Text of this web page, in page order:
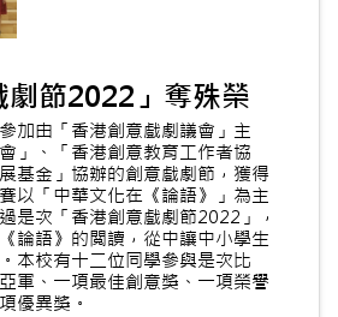
劇節2022」奪殊榮
加由「香港創意戲劇議會」主
」、「香港創意教育工作者協
基金」協辦的創意戲劇節，獲得
以「中華文化在《論語》」為主
是次「香港創意戲劇節2022」，
論語》的閲讀，從中讓中小學生
本校有十二位同學參與是次比
軍、一項最佳創意獎、一項榮譽
優異獎。